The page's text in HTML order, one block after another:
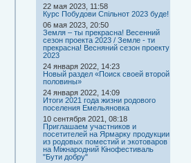
22 мая 2023, 11:58
Курс Побудови Спільнот 2023 буде!
06 мая 2023, 20:50
Земля – ты прекрасна! Весенний
сезон проекта 2023 / Земле - ти
прекрасна! Весняний сезон проекту
2023
24 января 2022, 14:23
Новый раздел «Поиск своей второй
половины»
24 января 2022, 14:09
Итоги 2021 года жизни родового
поселения Емельяновка
10 сентября 2021, 08:18
Приглашаем участников и
посетителей на Ярмарку продукции
из родовых поместий и экотоваров
на Міжнародний Кінофестиваль
"Бути добру"